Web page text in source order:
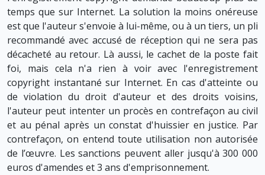
temps que sur Internet. La solution la moins onéreuse
est que l'auteur s'envoie à lui-même, ou à un tiers, un pli
recommandé avec accusé de réception qui ne sera pas
décacheté au retour. Là aussi, le cachet de la poste fait
foi, mais cela n'a rien à voir avec l'enregistrement
copyright instantané sur Internet. En cas d'atteinte ou
de violation du droit d'auteur et des droits voisins,
l'auteur peut intenter un procès en contrefaçon au civil
et au pénal après un constat d'huissier en justice. Par
contrefaçon, on entend toute utilisation non autorisée
de l’œuvre. Les sanctions peuvent aller jusqu'à 300 000
euros d'amendes et 3 ans d'emprisonnement.